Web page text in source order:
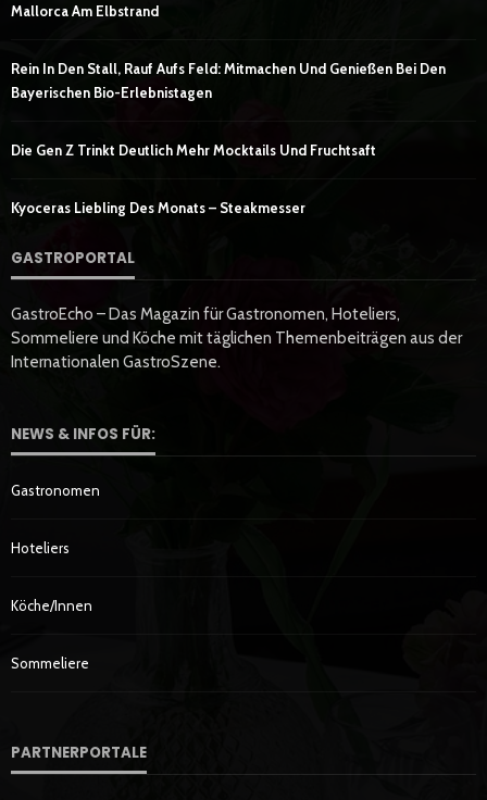
Mallorca Am Elbstrand
Rein In Den Stall, Rauf Aufs Feld: Mitmachen Und Genießen Bei Den
Bayerischen Bio-Erlebnistagen
Die Gen Z Trinkt Deutlich Mehr Mocktails Und Fruchtsaft
Kyoceras Liebling Des Monats – Steakmesser
GASTROPORTAL
GastroEcho – Das Magazin für Gastronomen, Hoteliers,
Sommeliere und Köche mit täglichen Themenbeiträgen aus der
Internationalen GastroSzene.
NEWS & INFOS FÜR:
Gastronomen
Hoteliers
Köche/innen
Sommeliere
PARTNERPORTALE